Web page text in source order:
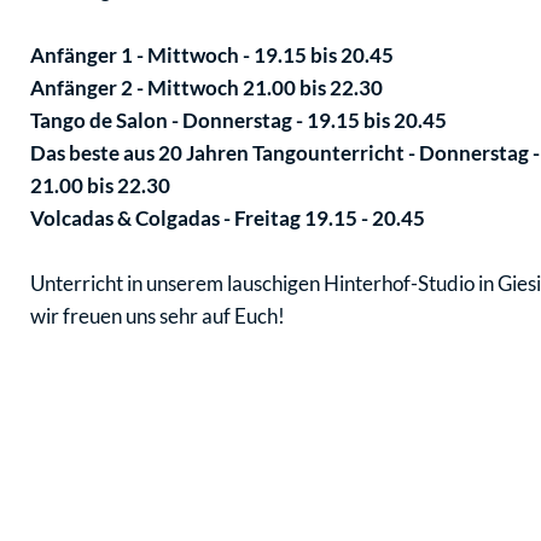
Anfänger 1 - Mittwoch - 19.15 bis 20.45
Anfänger 2 - Mittwoch 21.00 bis 22.30
Tango de Salon - Donnerstag - 19.15 bis 20.45
Das beste aus 20 Jahren Tangounterricht - Donnerstag -
21.00 bis 22.30
Volcadas & Colgadas - Freitag 19.15 - 20.45
Unterricht in unserem lauschigen Hinterhof-Studio in
wir freuen uns sehr auf Euch!